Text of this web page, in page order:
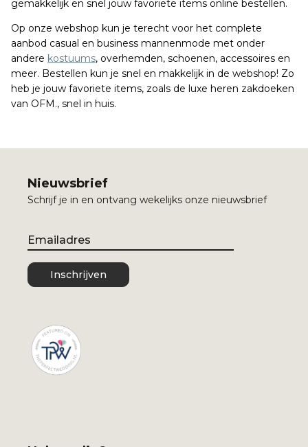
gemakkelijk en snel jouw favoriete items online bestellen.
Op onze webshop kun je terecht voor het complete
aanbod casual en business mannenmode met onder
andere kostuums, overhemden, schoenen, accessoires en
meer. Bestellen kun je snel en makkelijk in de webshop! Zo
heb je jouw favoriete items, zoals de luxe heren zakdoeken
van OFM., snel in huis.
Nieuwsbrief
Schrijf je in en ontvang wekelijks onze nieuwsbrief
Email
Inschrijven